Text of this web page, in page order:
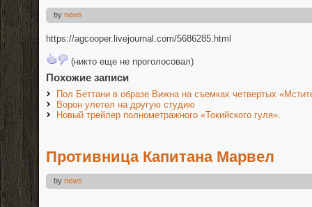
by news
https://agcooper.livejournal.com/5686285.html
(никто еще не проголосовал)
Похожие записи
Пол Беттани в образе Вижна на съемках четвертых
Ворон улетел на другую студию
Новый трейлер полнометражного «Токийского гуля».
Противница Капитана Марвел
by news